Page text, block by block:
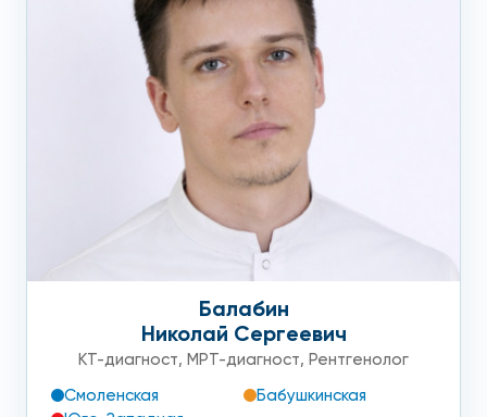
Балабин
Николай Сергеевич
КТ-диагност, МРТ-диагност, Рентгенолог
Смоленская
Бабушкинская